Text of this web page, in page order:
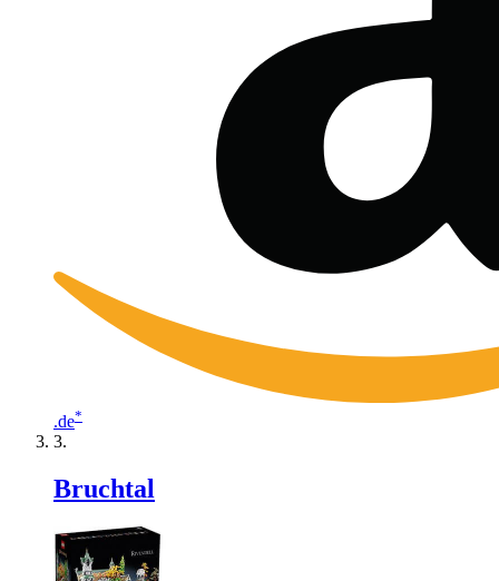
.de*
Bruchtal